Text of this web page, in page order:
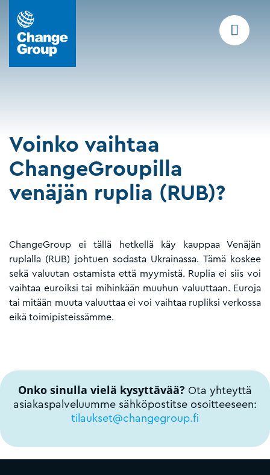
Voinko vaihtaa
ChangeGroupilla
venäjän ruplia (RUB)?
ChangeGroup ei tällä hetkellä käy kauppaa Venäjän
ruplalla (RUB) johtuen sodasta Ukrainassa. Tämä koskee
sekä valuutan ostamista että myymistä. Ruplia ei siis voi
vaihtaa euroiksi tai mihinkään muuhun valuuttaan. Euroja
tai mitään muuta valuuttaa ei voi vaihtaa rupliksi verkossa
eikä toimipisteissämme.
Onko sinulla vielä kysyttävää? Ota yhteyttä
asiakaspalveluumme sähköpostitse osoitteeseen:
tilaukset@changegroup.fi